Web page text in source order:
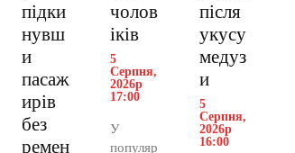
підки
нувш
и
пасаж
ирів
без
ремен
чолов
іків
5
Серпня,
2026р
17:00
У
популяр
після
укусу
медуз
и
5
Серпня,
2026р
16:00